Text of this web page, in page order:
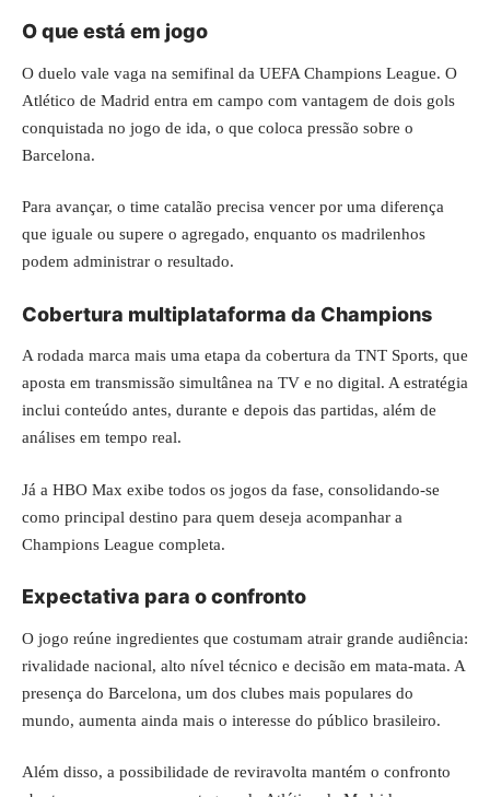
O que está em jogo
O duelo vale vaga na semifinal da UEFA Champions League. O
Atlético de Madrid entra em campo com vantagem de dois gols
conquistada no jogo de ida, o que coloca pressão sobre o
Barcelona.
Para avançar, o time catalão precisa vencer por uma diferença
que iguale ou supere o agregado, enquanto os madrilenhos
podem administrar o resultado.
Cobertura multiplataforma da Champions
A rodada marca mais uma etapa da cobertura da TNT Sports, que
aposta em transmissão simultânea na TV e no digital. A estratégia
inclui conteúdo antes, durante e depois das partidas, além de
análises em tempo real.
Já a HBO Max exibe todos os jogos da fase, consolidando-se
como principal destino para quem deseja acompanhar a
Champions League completa.
Expectativa para o confronto
O jogo reúne ingredientes que costumam atrair grande audiência:
rivalidade nacional, alto nível técnico e decisão em mata-mata. A
presença do Barcelona, um dos clubes mais populares do
mundo, aumenta ainda mais o interesse do público brasileiro.
Além disso, a possibilidade de reviravolta mantém o confronto